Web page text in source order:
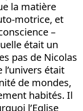
la matière
motrice, et
–
était un
pas de Nicolas
était
de mondes,
habités. Il
l’Eglise